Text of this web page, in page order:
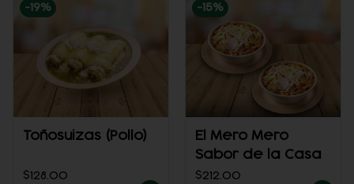
-19%
Toñosuizas (Pollo)
$128.00
-15%
El Mero Mero
Sabor de la Casa
$212.00